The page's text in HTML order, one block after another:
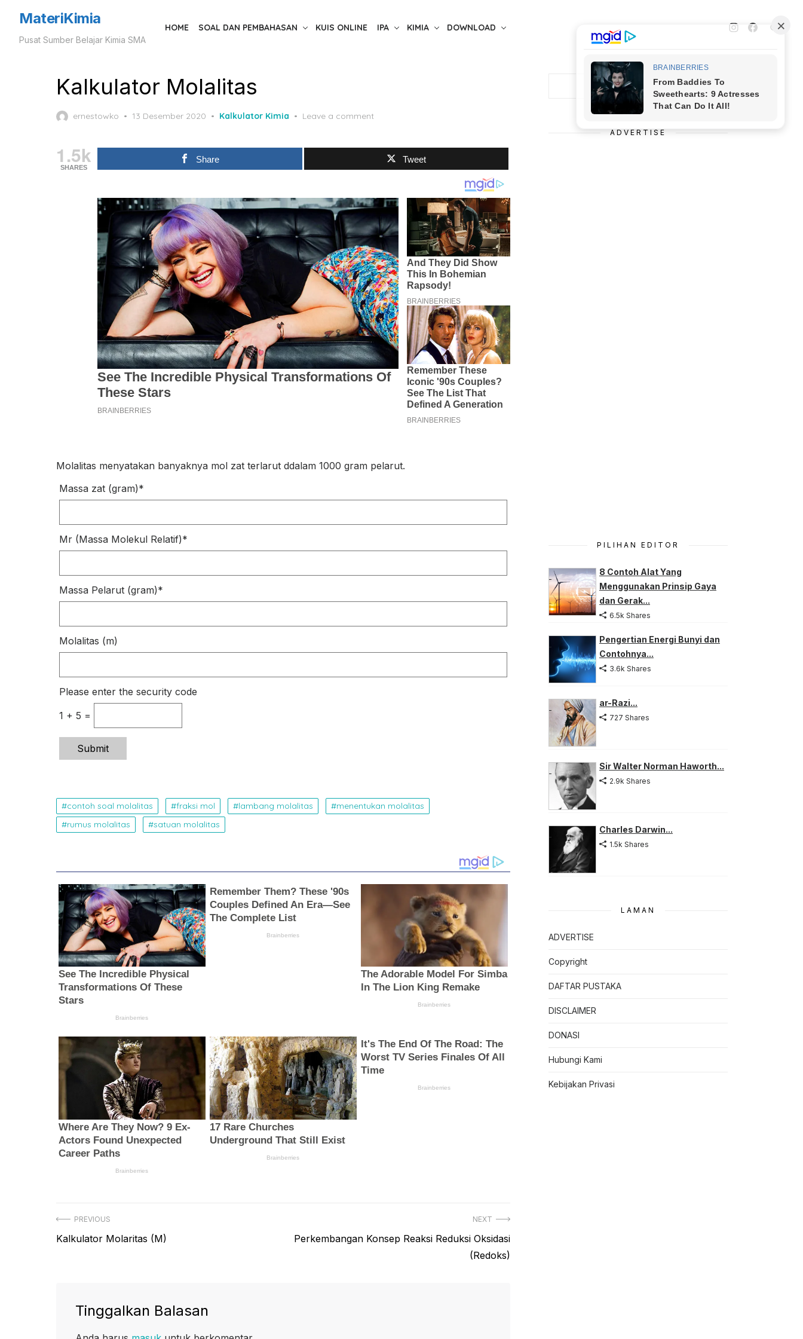
MateriKimia
Pusat Sumber Belajar Kimia SMA
HOME SOAL DAN PEMBAHASAN KUIS ONLINE IPA KIMIA DOWNLOAD
Kalkulator Molalitas
ernestowko
Posted
13 Desember 2020 Kalkulator Kimia Leave a comment
1.5k
SHARES
Share Tweet
Molalitas menyatakan banyaknya mol zat terlarut ddalam 1000 gram pelarut.
Massa zat (gram)*
Mr (Massa Molekul Relatif)*
Massa Pelarut (gram)*
Molalitas (m)
Please enter the security code
1 + 5 =
Submit
contoh soal molalitas fraksi mol lambang molalitas
menentukan molalitas
rumus molalitas
satuan molalitas
Navigasi
PREVIOUS
Previous
Kalkulator Molaritas (M)
NEXT
Next
Perkembangan Konsep Reaksi Reduksi Oksidasi
(Redoks)
Tinggalkan Balasan
ADVERTISE
PILIHAN EDITOR
8 Contoh Alat Yang
Menggunakan Prinsip Gaya
dan Gerak...
6.5k Shares
Pengertian Energi Bunyi dan
Contohnya...
3.6k Shares
ar-Razi...
727 Shares
Sir Walter Norman Haworth...
2.9k Shares
Charles Darwin...
1.5k Shares
LAMAN
ADVERTISE
Copyright
DAFTAR PUSTAKA
DISCLAIMER
DONASI
Hubungi Kami
Kebijakan Privasi